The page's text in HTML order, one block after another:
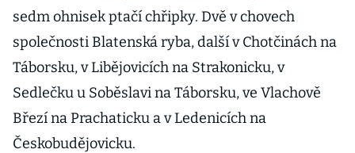
sedm ohnisek ptačí chřipky. Dvě v chovech
společnosti Blatenská ryba, další v Chotčinách na
Táborsku, v Libějovicích na Strakonicku, v
Sedlečku u Soběslavi na Táborsku, ve Vlachově
Březí na Prachaticku a v Ledenicích na
Českobudějovicku.